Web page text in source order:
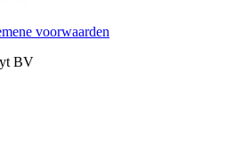
voorwaarden
BV